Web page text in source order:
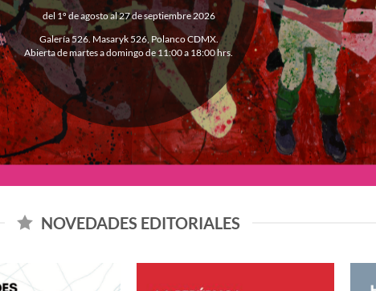
del 1º de agosto al 27 de septiembre 2026
Galería 526. Masaryk 526, Polanco CDMX.
Abierta de martes a domingo de 11:00 a 18:00 hrs.
NOVEDADES EDITORIALES